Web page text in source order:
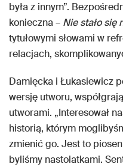
była z innym”.
konieczna – Nie stało się
tytułowymi słowami w
relacjach,
Damięcka i Łukasiewicz
wersję utworu,
utworami. „Interesował
historią, którym
zmienić go. Jest to
byliśmy nastolatkami.